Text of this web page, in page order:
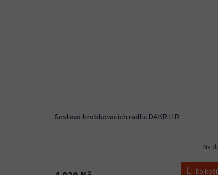
Sestava hrobkovacích radlic DAKR HR
Na
Do